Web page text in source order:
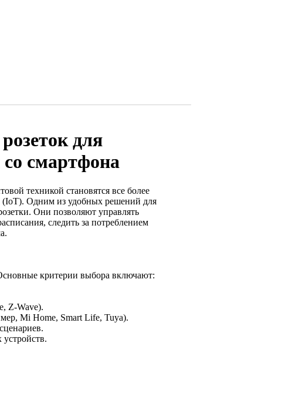
для
смартфона
техникой становятся все более
(IoT). Одним из удобных решений для
Они позволяют управлять
следить за потреблением
критерии выбора включают:
Z-Wave).
Mi Home, Smart Life, Tuya).